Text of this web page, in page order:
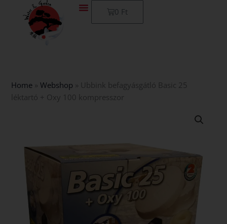
0 Ft
Kosár
Home »Webshop
Ubbink befagyásgátló Basic 25
léktartó + Oxy 100 kompresszor
kompresszor
mennyiség